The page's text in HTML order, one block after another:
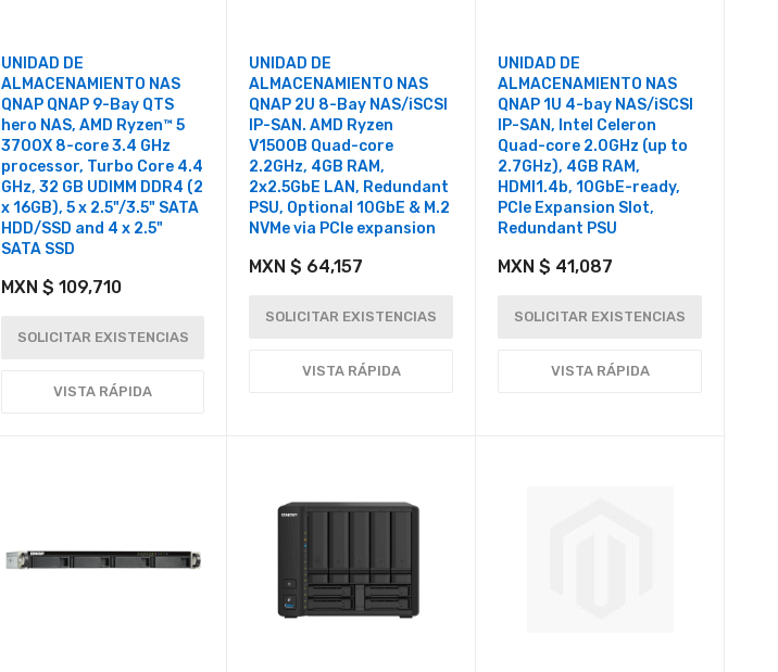
UNIDAD DE
ALMACENAMIENTO NAS
QNAP QNAP 9-Bay QTS
hero NAS, AMD Ryzen™ 5
3700X 8-core 3.4 GHz
processor, Turbo Core 4.4
GHz, 32 GB UDIMM DDR4 (2
x 16GB), 5 x 2.5"/3.5" SATA
HDD/SSD and 4 x 2.5"
SATA SSD
MXN $ 109,710
SOLICITAR EXISTENCIAS
VISTA RÁPIDA
UNIDAD DE
ALMACENAMIENTO NAS
QNAP 2U 8-Bay NAS/iSCSI
IP-SAN. AMD Ryzen
V1500B Quad-core
2.2GHz, 4GB RAM,
2x2.5GbE LAN, Redundant
PSU, Optional 10GbE & M.2
NVMe via PCIe expansion
MXN $ 64,157
SOLICITAR EXISTENCIAS
VISTA RÁPIDA
UNIDAD DE
ALMACENAMIENTO NAS
QNAP 1U 4-bay NAS/iSCSI
IP-SAN, Intel Celeron
Quad-core 2.0GHz (up to
2.7GHz), 4GB RAM,
HDMI1.4b, 10GbE-ready,
PCIe Expansion Slot,
Redundant PSU
MXN $ 41,087
SOLICITAR EXISTENCIAS
VISTA RÁPIDA